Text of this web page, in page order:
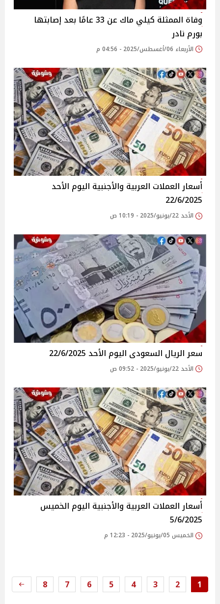
وفاة الممثلة كيلي ماك عن 33 عامًا بعد إصابتها
بورم نادر‎
الأربعاء 06/أغسطس/2025 - 04:56 م
أسعار العملات العربية والأجنبية اليوم الأحد
22/6/2025
الأحد 22/يونيو/2025 - 10:19 ص
سعر الريال السعودى اليوم الأحد 22/6/2025
الأحد 22/يونيو/2025 - 09:52 ص
أسعار العملات العربية والأجنبية اليوم الخميس
5/6/2025
الخميس 05/يونيو/2025 - 12:23 م
1
2
3
4
5
6
7
8